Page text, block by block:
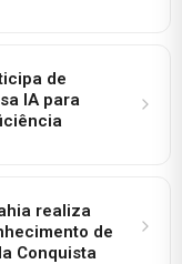
de
IA para
realiza
de
Conquista